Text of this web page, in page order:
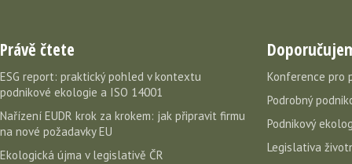
Právě čtete
ESG report: praktický pohled v kontextu
podnikové ekologie a ISO 14001
Nařízení EUDR krok za krokem: jak připravit firmu
na nové požadavky EU
Ekologická újma v legislativě ČR
Konference pro
Podrobný
Podnikový
Legislativa